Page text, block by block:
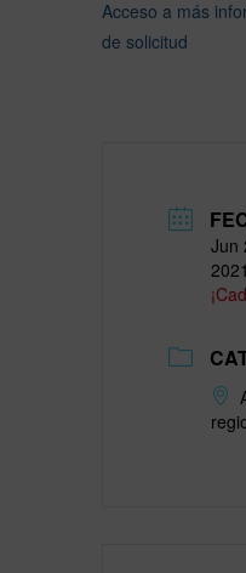
Acceso a más
de solicitud
Jun
2021